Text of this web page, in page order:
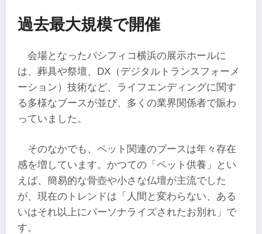
過去最大規模で開催
会場となったパシフィコ横浜の展示ホールに
は、葬具や祭壇、DX（デジタルトランスフォーメ
ーション）技術など、ライフエンディングに関す
る多様なブースが並び、多くの業界関係者で賑わ
っていました。
そのなかでも、ペット関連のブースは年々存在
感を増しています。かつての「ペット供養」とい
えば、簡易的な骨壺や小さな仏壇が主流でした
が、現在のトレンドは「人間と変わらない、ある
いはそれ以上にパーソナライズされたお別れ」で
す。